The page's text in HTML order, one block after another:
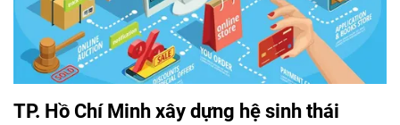
TP. Hồ Chí Minh xây dựng hệ sinh thái